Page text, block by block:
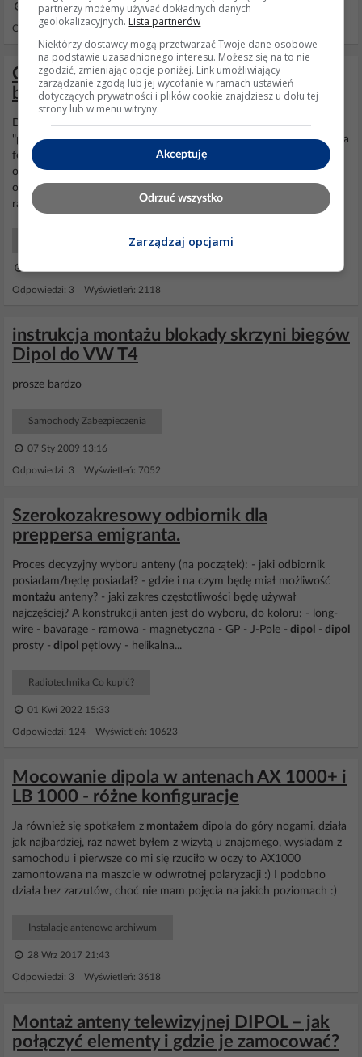
24 Cze 2022 08:53
Odpowiedzi: 16 Wyświetleń: 669
Clio 2 pH 1 '99 - instrukcja montażu
blokady skrzyni Dipol
Dziękuję !!! To się nazywa ekspresowa POMOC :) Co do
"pasowalności" Naklejka jest na tym że to do II , wysłałem maila z ta
fotka do
'a bez pośrednio, instrukcji podesłać nie chcieli :), ale
odpisali, że powinna pasować........choć jak dziś zdjąłem od góry
obudowę tunelu to mi się to cienko wszystko zgadzało, w każdym
razie popróbuję ;) Dzięki :)
Samochody Zabezpieczenia
Odpowiedzi: 3 Wyświetleń: 2118
instrukcja montażu blokady skrzyni biegów
Dipol do VW T4
prosze bardzo
Samochody Zabezpieczenia
07 Sty 2009 13:16
Odpowiedzi: 3 Wyświetleń: 7052
Szerokozakresowy odbiornik dla
preppersa emigranta.
Proces decyzyjny wyboru anteny (na początek): - jaki odbiornik
posiadam/będę posiadał? - gdzie i na czym będę miał możliwość
montażu anteny? - jaki zakres częstotliwości będę używał
najczęściej? A konstrukcji anten jest do wyboru, do koloru: - long-
wire - bavarage - ramowa - magnetyczna - GP - J-Pole - dipol - dipol
prosty - dipol pętlowy - helikalna...
Radiotechnika Co kupić?
01 Kwi 2022 15:33
Odpowiedzi: 124 Wyświetleń: 10623
Mocowanie dipola w antenach AX 1000+ i
LB 1000 - różne konfiguracje
Ja również się spotkałem z montażem dipola do góry nogami, działa
jak najbardziej, raz nawet byłem z wizytą u znajomego, wysiadam z
samochodu i pierwsze co mi się rzuciło w oczy to AX1000
zamontowana na maszcie w odwrotnej polaryzacji :) I podobno
działa bez zarzutów, choć nie mam pojęcia na jakich poziomach :)
Instalacje antenowe archiwum
28 Wrz 2017 21:43
Odpowiedzi: 3 Wyświetleń: 3618
Montaż anteny telewizyjnej DIPOL – jak
połączyć elementy i gdzie je zamocować?
partnerzy możemy używać dokładnych danych
geolokalizacyjnych. Lista partnerów
Niektórzy dostawcy mogą przetwarzać Twoje dane osobowe
na podstawie uzasadnionego interesu. Możesz się na to nie
zgodzić, zmieniając opcje poniżej. Link umożliwiający
zarządzanie zgodą lub jej wycofanie w ramach ustawień
dotyczących prywatności i plików cookie znajdziesz u dołu tej
strony lub w menu witryny.
Akceptuję
Odrzuć wszystko
Zarządzaj opcjami